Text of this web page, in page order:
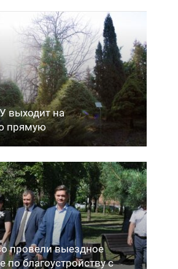
выходит на
прямую
провели выездное
по благоустройству с